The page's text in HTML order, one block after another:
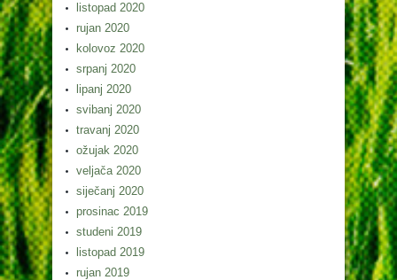
listopad 2020
rujan 2020
kolovoz 2020
srpanj 2020
lipanj 2020
svibanj 2020
travanj 2020
ožujak 2020
veljača 2020
siječanj 2020
prosinac 2019
studeni 2019
listopad 2019
rujan 2019